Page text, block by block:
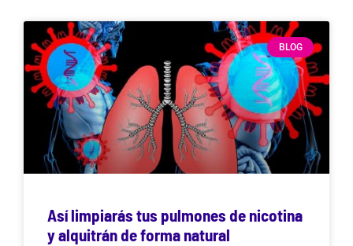
BLOG
Así limpiarás tus pulmones de nicotina
y alquitrán de forma natural